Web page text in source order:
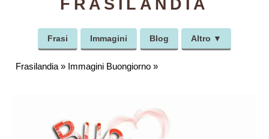
FRASILANDIA
Frasi Immagini Blog Altro ▼
Frasilandia » Immagini Buongiorno »